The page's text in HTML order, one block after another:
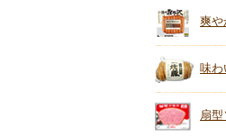
爽や
味わ
扇